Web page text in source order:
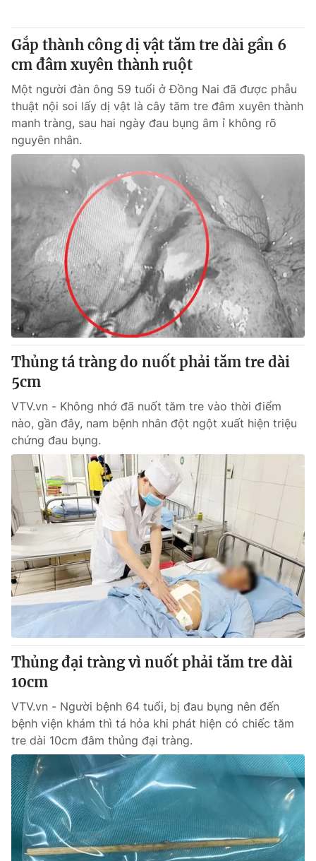
Gắp thành công dị vật tăm tre dài gần 6
cm đâm xuyên thành ruột
Một người đàn ông 59 tuổi ở Đồng Nai đã được phẫu
thuật nội soi lấy dị vật là cây tăm tre đâm xuyên thành
manh tràng, sau hai ngày đau bụng âm ỉ không rõ
nguyên nhân.
Thủng tá tràng do nuốt phải tăm tre dài
5cm
VTV.vn - Không nhớ đã nuốt tăm tre vào thời điểm
nào, gần đây, nam bệnh nhân đột ngột xuất hiện triệu
chứng đau bụng.
Thủng đại tràng vì nuốt phải tăm tre dài
10cm
VTV.vn - Người bệnh 64 tuổi, bị đau bụng nên đến
bệnh viện khám thì tá hỏa khi phát hiện có chiếc tăm
tre dài 10cm đâm thủng đại tràng.